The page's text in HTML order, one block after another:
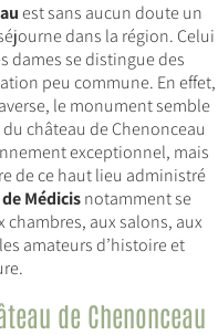
est sans aucun doute un
dans la région. Celui
dames se distingue des
peu commune. En effet,
le monument semble
château de Chenonceau
exceptionnel, mais
de ce haut lieu administré
Médicisnotamment se
chambres, aux salons, aux
amateurs d’histoire et
de Chenonceau